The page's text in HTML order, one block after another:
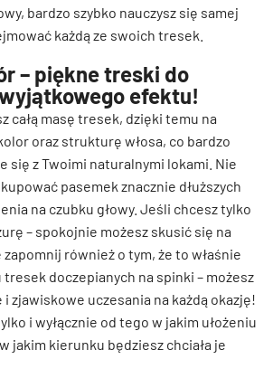
bardzo szybko nauczysz się samej
każdą ze swoich tresek.
– piękne treski do
efektu!
całą masę tresek, dzięki temu na
oraz strukturę włosa, co bardzo
się z Twoimi naturalnymi lokami. Nie
pasemek znacznie dłuższych
na czubku głowy. Jeśli chcesz tylko
– spokojnie możesz skusić się na
również o tym, że to właśnie
doczepianych na spinki – możesz
zjawiskowe uczesania na każdą okazję!
i wyłącznie od tego w jakim ułożeniu
jakim kierunku będziesz chciała je